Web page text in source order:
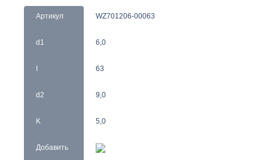
Артикул
d1
I
d2
K
Добавить
WZ701206-00063
6,0
63
9,0
5,0